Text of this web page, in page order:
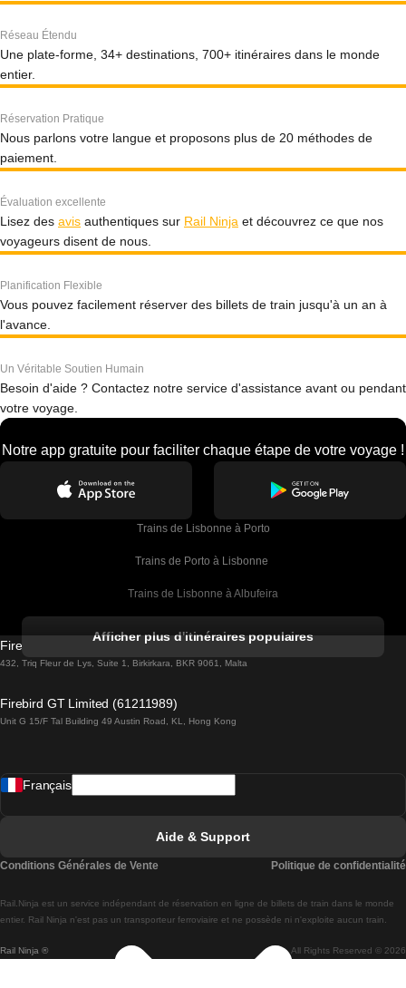
Réseau Étendu
Une plate-forme, 34+ destinations, 700+ itinéraires dans le monde
entier.
Réservation Pratique
Nous parlons votre langue et proposons plus de 20 méthodes de
paiement.
Évaluation excellente
Lisez des avis authentiques sur Rail Ninja et découvrez ce que nos
voyageurs disent de nous.
Planification Flexible
Vous pouvez facilement réserver des billets de train jusqu'à un an à
l'avance.
Un Véritable Soutien Humain
Besoin d'aide ? Contactez notre service d'assistance avant ou pendant
votre voyage.
Notre app gratuite pour faciliter chaque étape de votre voyage !
Trains de Lisbonne à Porto
Trains de Porto à Lisbonne
Trains de Lisbonne à Albufeira
Trains de Lisbonne à Lagos
Trains de Lisbonne à Madrid
Trains de Lisbonne à Braga
Trains de Braga à Lisbonne
Afficher plus d'itinéraires populaires
Firebird GT Limited (OC 1451)
432, Triq Fleur de Lys, Suite 1, Birkirkara, BKR 9061, Malta
Firebird GT Limited (61211989)
Unit G 15/F Tal Building 49 Austin Road, KL, Hong Kong
Rail Ninja ® All Rights Reserved © 2026
Rail.Ninja est un service indépendant de réservation en ligne de billets de train dans le monde
entier. Rail Ninja n'est pas un transporteur ferroviaire et ne possède ni n'exploite aucun train.
Français
Aide & Support
Conditions Générales de Vente Politique de confidentialité